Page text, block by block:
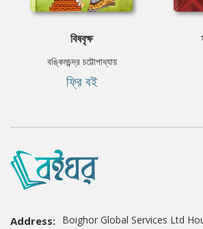
বিষবৃক্ষ
বঙ্কিমচন্দ্র চট্টোপাধ্যায়
ফ্রি বই
Address: Boighor Global Services Ltd